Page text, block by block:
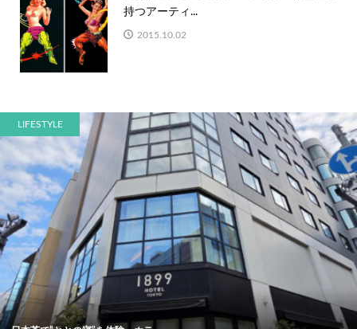
持つアーティ...
2015.10.02
LIFESTYLE